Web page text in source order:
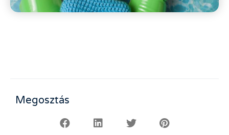
Megosztás